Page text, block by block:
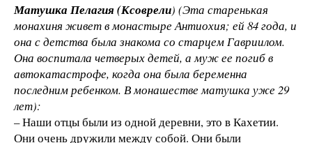
Матушка Пелагия (Ксоврели) (Эта старенькая
монахиня живет в монастыре Антиохия; ей 84 года, и
она с детства была знакома со старцем Гавриилом.
Она воспитала четверых детей, а муж ее погиб в
автокатастрофе, когда она была беременна
последним ребенком. В монашестве матушка уже 29
лет):
– Наши отцы были из одной деревни, это в Кахетии.
Они очень дружили между собой. Они были